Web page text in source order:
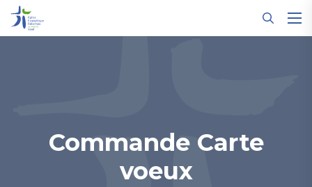
Commande Carte
voeux
Panneau de gestion des cookies